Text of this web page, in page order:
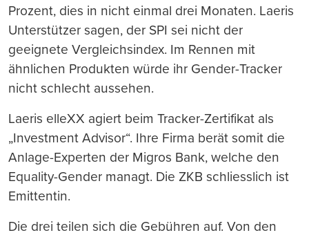
Prozent, dies in nicht einmal drei Monaten. Laeris
Unterstützer sagen, der SPI sei nicht der
geeignete Vergleichsindex. Im Rennen mit
ähnlichen Produkten würde ihr Gender-Tracker
nicht schlecht aussehen.
Laeris elleXX agiert beim Tracker-Zertifikat als
„Investment Advisor“. Ihre Firma berät somit die
Anlage-Experten der Migros Bank, welche den
Equality-Gender managt. Die ZKB schliesslich ist
Emittentin.
Die drei teilen sich die Gebühren auf. Von den